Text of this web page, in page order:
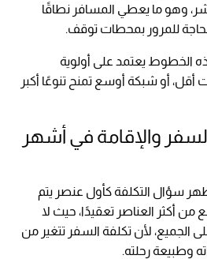
وهو ما يعطي المسافر نطاقًا
للمرور بمحطات توقف.
الخطوط يعتمد على أولوية
أو شبكة أوسع تمنح تنوعًا أكبر
والإقامة في أشهر
سؤال التكلفة كأول عنصر يتم
من أكثر العناصر تعقيدًا، حيث لا
الجميع، لأن تكلفة السفر تتغير من
وطبيعة رحلته.